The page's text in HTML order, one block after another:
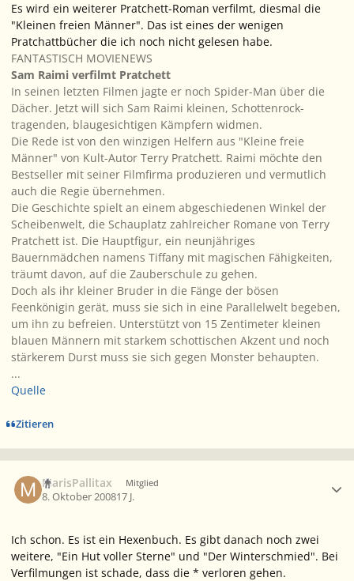
Es wird ein weiterer Pratchett-Roman verfilmt, diesmal die
"Kleinen freien Männer". Das ist eines der wenigen
Pratchattbücher die ich noch nicht gelesen habe.
FANTASTISCH MOVIENEWS
Sam Raimi verfilmt Pratchett
In seinen letzten Filmen jagte er noch Spider-Man über die
Dächer. Jetzt will sich Sam Raimi kleinen, Schottenrock-
tragenden, blaugesichtigen Kämpfern widmen.
Die Rede ist von den winzigen Helfern aus "Kleine freie
Männer" von Kult-Autor Terry Pratchett. Raimi möchte den
Bestseller mit seiner Filmfirma produzieren und vermutlich
auch die Regie übernehmen.
Die Geschichte spielt an einem abgeschiedenen Winkel der
Scheibenwelt, die Schauplatz zahlreicher Romane von Terry
Pratchett ist. Die Hauptfigur, ein neunjähriges
Bauernmädchen namens Tiffany mit magischen Fähigkeiten,
träumt davon, auf die Zauberschule zu gehen.
Doch als ihr kleiner Bruder in die Fänge der bösen
Feenkönigin gerät, muss sie sich in eine Parallelwelt begeben,
um ihn zu befreien. Unterstützt von 15 Zentimeter kleinen
blauen Männern mit starkem schottischen Akzent und noch
stärkerem Durst muss sie sich gegen Monster behaupten.
...
Quelle
Zitieren
MarisPallitax Mitglied
8. Oktober 200817 J.
Ich schon. Es ist ein Hexenbuch. Es gibt danach noch zwei
weitere, "Ein Hut voller Sterne" und "Der Winterschmied". Bei
Verfilmungen ist schade, dass die * verloren gehen.